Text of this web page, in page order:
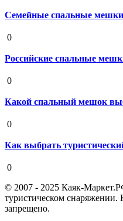
Семейные спальные мешки
0
Российские спальные
0
Какой спальный мешок
0
Как выбрать
0
© 2007 - 2025 Каяк-
туристическом снаряжении.
запрещено.